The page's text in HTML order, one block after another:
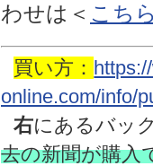
わせは ＜ こち
買い方：
online.com/info/
右にあるバッ
去の新聞が購入